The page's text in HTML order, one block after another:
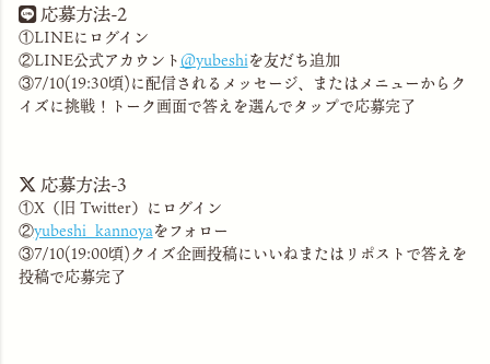
応募方法-2
①LINEにログイン
②LINE公式アカウント＠yubeshiを友だち追加
③7/10(19:30頃)に配信されるメッセージ、またはメニューからク
イズに挑戦！トーク画面で答えを選んでタップで応募完了
応募方法-3
①X（旧 Twitter）にログイン
②yubeshi_kannoyaをフォロー
③7/10(19:00頃)クイズ企画投稿にいいねまたはリポストで答えを
投稿で応募完了